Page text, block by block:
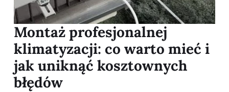
Montaż profesjonalnej
klimatyzacji: co warto mieć i
jak uniknąć kosztownych
błędów